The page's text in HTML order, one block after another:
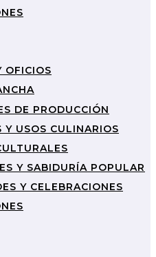
OFICIOS
DE PRODUCCIÓN
Y USOS CULINARIOS
Y SABIDURÍA POPULAR
Y CELEBRACIONES